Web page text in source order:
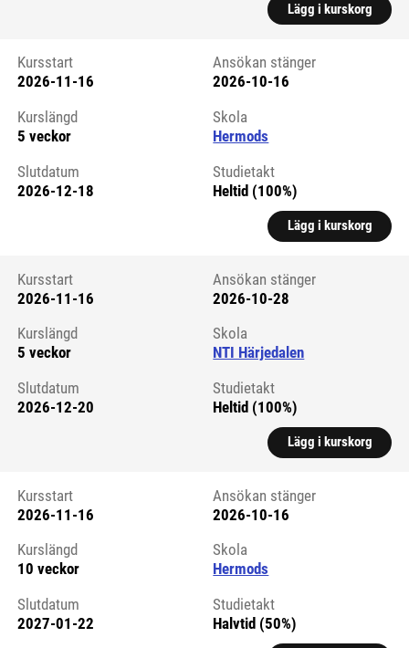
Lägg i kurskorg
Kursstart 6061486
Kursstart
2026-11-16
Ansökan stänger
2026-10-16
Kurslängd
5 veckor
Skola
Hermods
Slutdatum
2026-12-18
Studietakt
Heltid (100%)
Lägg i kurskorg
Kursstart 6294166
Kursstart
2026-11-16
Ansökan stänger
2026-10-28
Kurslängd
5 veckor
Skola
NTI Härjedalen
Slutdatum
2026-12-20
Studietakt
Heltid (100%)
Lägg i kurskorg
Kursstart 6061464
Kursstart
2026-11-16
Ansökan stänger
2026-10-16
Kurslängd
10 veckor
Skola
Hermods
Slutdatum
2027-01-22
Studietakt
Halvtid (50%)